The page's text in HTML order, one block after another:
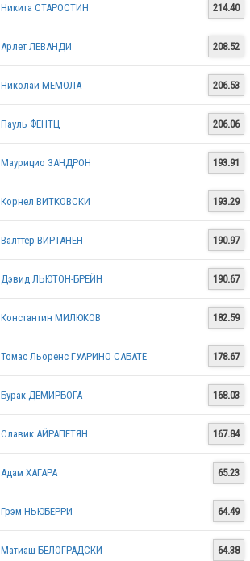
Никита СТАРОСТИН 214.40
Арлет ЛЕВАНДИ 208.52
Николай МЕМОЛА 206.53
Пауль ФЕНТЦ 206.06
Маурицио ЗАНДРОН 193.91
Корнел ВИТКОВСКИ 193.29
Валттер ВИРТАНЕН 190.97
Дэвид ЛЬЮТОН-БРЕЙН 190.67
Константин МИЛЮКОВ 182.59
Томас Льоренс ГУАРИНО САБАТЕ 178.67
Бурак ДЕМИРБОГА 168.03
Славик АЙРАПЕТЯН 167.84
Адам ХАГАРА 65.23
Грэм НЬЮБЕРРИ 64.49
Матиаш БЕЛОГРАДСКИ 64.38